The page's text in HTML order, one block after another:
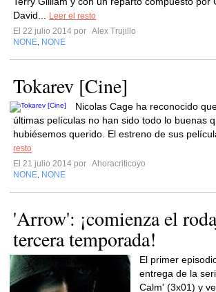
David...
Leer el resto
El 22 julio 2014 por Alex Trujillo
NONE NONE
Tokarev [Cine]
Nicolas Cage ha reconocido
últimas películas no han sido todo lo buenas
hubiésemos querido. El estreno de sus
resto
El 21 julio 2014 por Ahoracriticoyo
NONE NONE
'Arrow': ¡comienza el
tercera temporada!
El primer
entrega de la
Calm' (3x01) y